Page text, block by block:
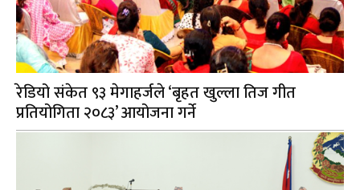
रेडियो संकेत ९३ मेगाहर्जले ‘बृहत खुल्ला तिज गीत
प्रतियोगिता २०८३’ आयोजना गर्ने